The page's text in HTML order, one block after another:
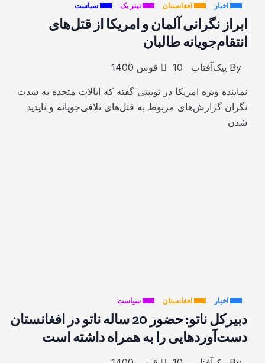
اخبار افغانستان تیتر یک سیاست
ابراز نگرانی آلمان و امریکا از قتل‌های
انتقام‌جویانه طالبان
By پیک‌آفتاب 10 قوس 1400
نماینده ویژه امریکا در توییتی گفته که ایالات متحده به شدت
نگران گزارش‌های مربوط به قتل‌های تلافی‌جویانه و ناپدید
شدن
اخبار افغانستان سیاست
دبیرکل ناتو: حضور 20 ساله ناتو در افغانستان
دست‌آوردهایی را به همراه داشته است